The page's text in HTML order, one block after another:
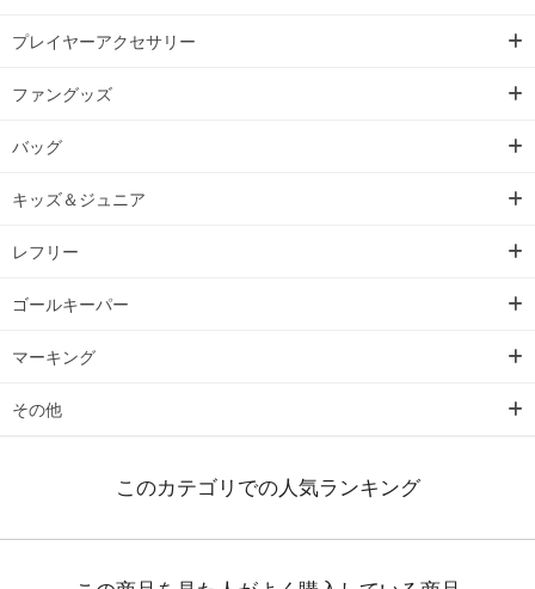
プレイヤーアクセサリー
ファングッズ
バッグ
キッズ＆ジュニア
レフリー
ゴールキーパー
マーキング
その他